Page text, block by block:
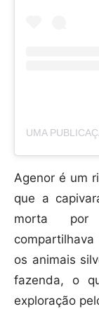
Agenor é um
que a
morta por
os animais
fazenda, o
exploração